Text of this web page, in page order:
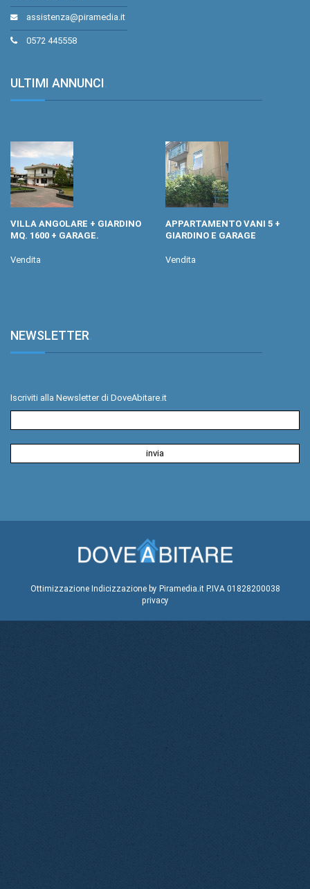
assistenza@piramedia.it
0572 445558
ULTIMI ANNUNCI.
VILLA ANGOLARE + GIARDINO
MQ. 1600 + GARAGE.
Vendita
APPARTAMENTO VANI 5 +
GIARDINO E GARAGE
Vendita
NEWSLETTER.
Iscriviti alla Newsletter di DoveAbitare.it
Ottimizzazione Indicizzazione by Piramedia.itP.IVA 01828200038
privacy